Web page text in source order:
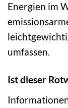
Energien im
umfassen.
Ist dieser